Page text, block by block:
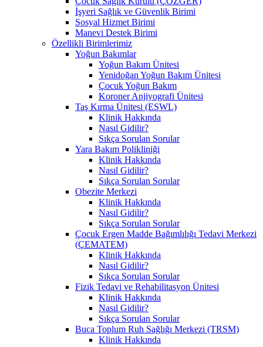
İşyeri Sağlık ve Güvenlik Birimi
Sosyal Hizmet Birimi
Manevi Destek Birimi
Özellikli Birimlerimiz
Yoğun Bakımlar
Yoğun Bakım Ünitesi
Yenidoğan Yoğun Bakım Ünitesi
Çocuk Yoğun Bakım
Koroner Anjiyografi Ünitesi
Taş Kırma Ünitesi (ESWL)
Klinik Hakkında
Nasıl Gidilir?
Sıkça Sorulan Sorular
Yara Bakım Polikliniği
Klinik Hakkında
Nasıl Gidilir?
Sıkça Sorulan Sorular
Obezite Merkezi
Klinik Hakkında
Nasıl Gidilir?
Sıkça Sorulan Sorular
Çocuk Ergen Madde Bağımlılığı Tedavi Merkezi
(ÇEMATEM)
Klinik Hakkında
Nasıl Gidilir?
Sıkça Sorulan Sorular
Fizik Tedavi ve Rehabilitasyon Ünitesi
Klinik Hakkında
Nasıl Gidilir?
Sıkça Sorulan Sorular
Buca Toplum Ruh Sağlığı Merkezi (TRSM)
Klinik Hakkında